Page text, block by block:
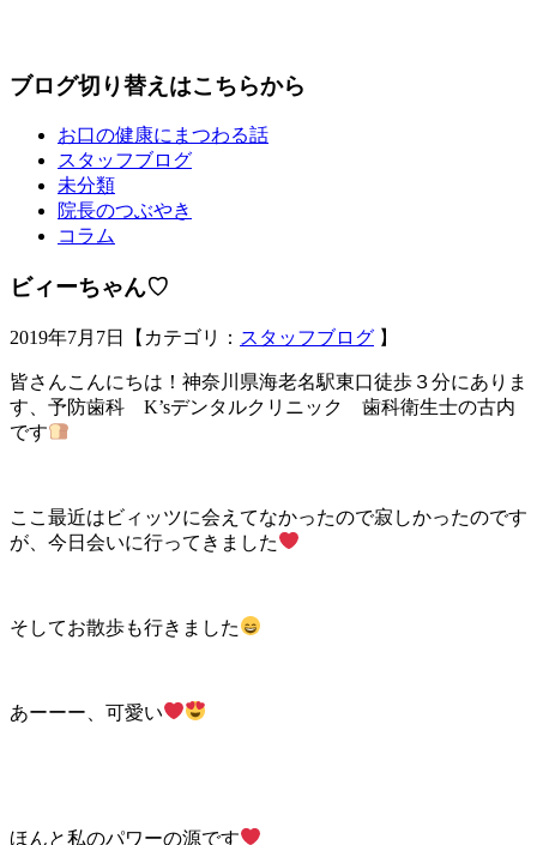
ブログ切り替えはこちらから
お口の健康にまつわる話
スタッフブログ
未分類
院長のつぶやき
コラム
ビィーちゃん♡
2019年7月7日【カテゴリ： スタッフブログ 】
皆さんこんにちは！神奈川県海老名駅東口徒歩３分にありま
す、予防歯科 K’sデンタルクリニック 歯科衛生士の古内
です
ここ最近はビィッツに会えてなかったので寂しかったのです
が、今日会いに行ってきました
そしてお散歩も行きました
あーーー、可愛い
ほんと私のパワーの源です